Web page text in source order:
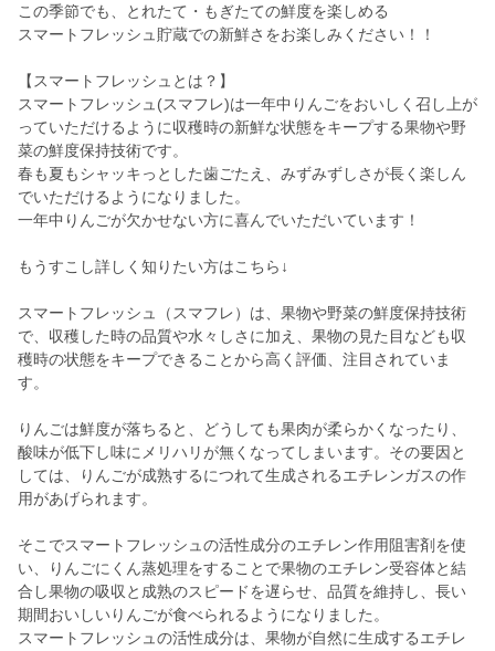
この季節でも、とれたて・もぎたての鮮度を楽しめる
スマートフレッシュ貯蔵での新鮮さをお楽しみください！！
【スマートフレッシュとは？】
スマートフレッシュ(スマフレ)は一年中りんごをおいしく召し上が
っていただけるように収穫時の新鮮な状態をキープする果物や野
菜の鮮度保持技術です。
春も夏もシャッキっとした歯ごたえ、みずみずしさが長く楽しん
でいただけるようになりました。
一年中りんごが欠かせない方に喜んでいただいています！
もうすこし詳しく知りたい方はこちら↓
スマートフレッシュ（スマフレ）は、果物や野菜の鮮度保持技術
で、収穫した時の品質や水々しさに加え、果物の見た目なども収
穫時の状態をキープできることから高く評価、注目されていま
す。
りんごは鮮度が落ちると、どうしても果肉が柔らかくなったり、
酸味が低下し味にメリハリが無くなってしまいます。その要因と
しては、りんごが成熟するにつれて生成されるエチレンガスの作
用があげられます。
そこでスマートフレッシュの活性成分のエチレン作用阻害剤を使
い、りんごにくん蒸処理をすることで果物のエチレン受容体と結
合し果物の吸収と成熟のスピードを遅らせ、品質を維持し、長い
期間おいしいりんごが食べられるようになりました。
スマートフレッシュの活性成分は、果物が自然に生成するエチレ